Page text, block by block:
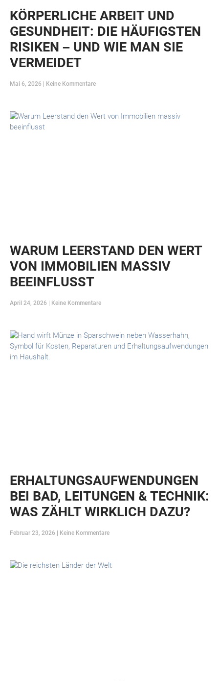
KÖRPERLICHE ARBEIT UND
GESUNDHEIT: DIE HÄUFIGSTEN
RISIKEN – UND WIE MAN SIE
VERMEIDET
Mai 6, 2026 Keine Kommentare
WARUM LEERSTAND DEN WERT
VON IMMOBILIEN MASSIV
BEEINFLUSST
April 24, 2026 Keine Kommentare
ERHALTUNGSAUFWENDUNGEN
BEI BAD, LEITUNGEN & TECHNIK:
WAS ZÄHLT WIRKLICH DAZU?
Februar 23, 2026 Keine Kommentare